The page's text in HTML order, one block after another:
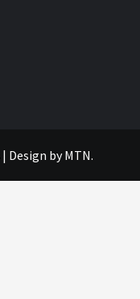
| Design by MTN.